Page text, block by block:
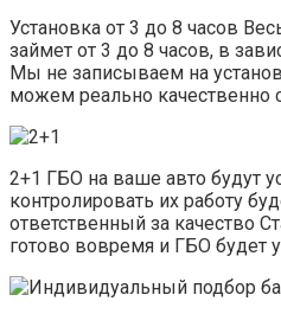
Установка от 3 до 8 часов
займет от 3 до 8 часов, в
Мы не записываем на
можем реально качественно
2+1 ГБО на ваше авто будут
контролировать их работу
ответственный за качество
готово вовремя и ГБО будет